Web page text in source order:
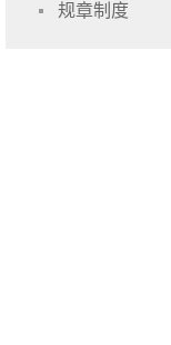
规章制度